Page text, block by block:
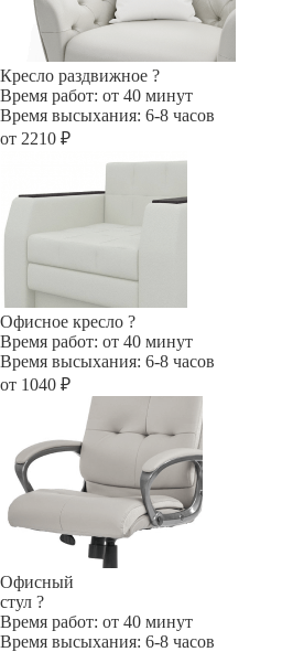
Кресло раздвижное ?
Время работ: от 40 минут
Время высыхания: 6-8 часов
от 2210 ₽
Офисное кресло ?
Время работ: от 40 минут
Время высыхания: 6-8 часов
от 1040 ₽
Офисный
стул ?
Время работ: от 40 минут
Время высыхания: 6-8 часов